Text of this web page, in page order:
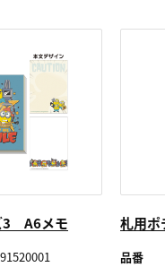
3 A6メモ 札用
品番